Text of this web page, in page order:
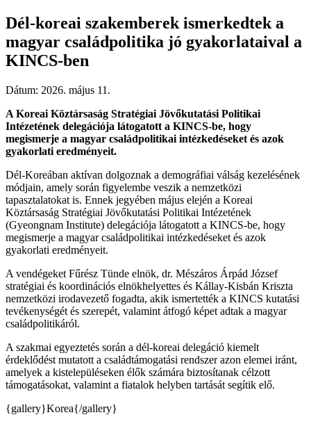
Dél-koreai szakemberek ismerkedtek a
magyar családpolitika jó gyakorlataival a
KINCS-ben
Dátum: 2026. május 11.
A Koreai Köztársaság Stratégiai Jövőkutatási Politikai
Intézetének delegációja látogatott a KINCS-be, hogy
megismerje a magyar családpolitikai intézkedéseket és azok
gyakorlati eredményeit.
Dél-Koreában aktívan dolgoznak a demográfiai válság kezelésének
módjain, amely során figyelembe veszik a nemzetközi
tapasztalatokat is. Ennek jegyében május elején a Koreai
Köztársaság Stratégiai Jövőkutatási Politikai Intézetének
(Gyeongnam Institute) delegációja látogatott a KINCS-be, hogy
megismerje a magyar családpolitikai intézkedéseket és azok
gyakorlati eredményeit.
A vendégeket Fűrész Tünde elnök, dr. Mészáros Árpád József
stratégiai és koordinációs elnökhelyettes és Kállay-Kisbán Kriszta
nemzetközi irodavezető fogadta, akik ismertették a KINCS kutatási
tevékenységét és szerepét, valamint átfogó képet adtak a magyar
családpolitikáról.
A szakmai egyeztetés során a dél-koreai delegáció kiemelt
érdeklődést mutatott a családtámogatási rendszer azon elemei iránt,
amelyek a kistelepüléseken élők számára biztosítanak célzott
támogatásokat, valamint a fiatalok helyben tartását segítik elő.
{gallery}Korea{/gallery}